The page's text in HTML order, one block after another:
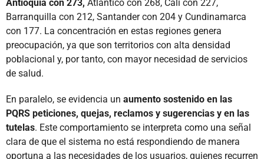
Antioquia con 273, Atlántico con 268, Cali con 227,
Barranquilla con 212, Santander con 204 y Cundinamarca
con 177. La concentración en estas regiones genera
preocupación, ya que son territorios con alta densidad
poblacional y, por tanto, con mayor necesidad de servicios
de salud.
En paralelo, se evidencia un aumento sostenido en las
PQRS peticiones, quejas, reclamos y sugerencias y en las
tutelas. Este comportamiento se interpreta como una señal
clara de que el sistema no está respondiendo de manera
oportuna a las necesidades de los usuarios, quienes recurren